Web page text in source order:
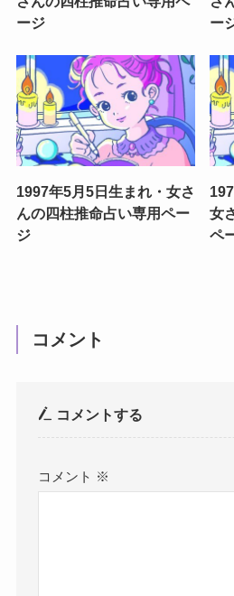
ージ
ー
1997年5月5日生まれ・女さ
んの四柱推命占い専用ペー
ジ
女
ペ
コメント
コメントする
コメント ※